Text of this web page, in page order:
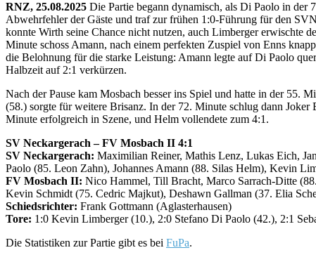
RNZ, 25.08.2025 Die Partie begann dynamisch, als Di Paolo in der
Abwehrfehler der Gäste und traf zur frühen 1:0-Führung für den
konnte Wirth seine Chance nicht nutzen, auch Limberger erwischte
Minute schoss Amann, nach einem perfekten Zuspiel von Enns
die Belohnung für die starke Leistung: Amann legte auf Di Paolo
Halbzeit auf 2:1 verkürzen.
Nach der Pause kam Mosbach besser ins Spiel und hatte in der 55.
(58.) sorgte für weitere Brisanz. In der 72. Minute schlug dann
Minute erfolgreich in Szene, und Helm vollendete zum 4:1.
SV Neckargerach – FV Mosbach II 4:1
SV Neckargerach: Maximilian Reiner, Mathis Lenz, Lukas Eich,
Paolo (85. Leon Zahn), Johannes Amann (88. Silas Helm), Kevin
FV Mosbach II: Nico Hammel, Till Bracht, Marco Sarrach-Ditte
Kevin Schmidt (75. Cedric Majkut), Deshawn Gallman (37. Elia
Schiedsrichter: Frank Gottmann (Aglasterhausen)
Tore: 1:0 Kevin Limberger (10.), 2:0 Stefano Di Paolo (42.), 2:1
Die Statistiken zur Partie gibt es bei FuPa.